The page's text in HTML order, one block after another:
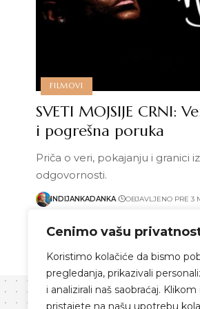
Cenimo vašu
Koristimo kolačiće da bismo
pregledanja, prikazivali
i analizirali naš saobraćaj. Klikom
pristajete na našu upotrebu
FILMOVI
SVETI MOJSIJE CRNI:
i pogrešna poruka
Priča o veri, pokajanju i granici
odgovornosti.
INDIJANKADANKA OBJAVLJENO PRE 3
Pročitaj više